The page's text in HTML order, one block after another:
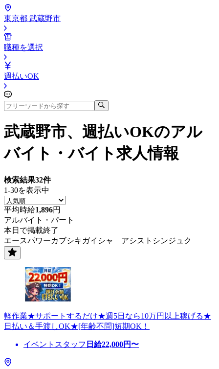
東京都 武蔵野市
職種を選択
週払いOK
武蔵野市、週払いOKのアル
バイト・バイト求人情報
検索結果32件
1-30を表示中
平均時給1,896円
アルバイト・パート
本日で掲載終了
エースパワーカブシキガイシャ アシストシンジュク
軽作業★サポートするだけ★週5日なら10万円以上稼げる★
日払い＆手渡しOK★[年齢不問]短期OK！
イベントスタッフ 日給22,000円〜